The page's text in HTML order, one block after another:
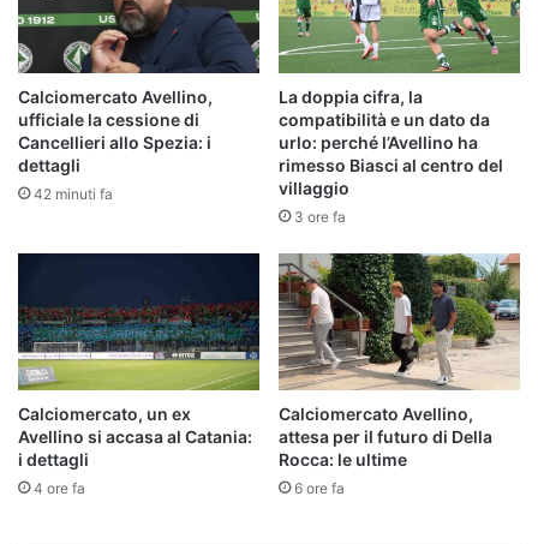
Calciomercato Avellino,
ufficiale la cessione di
Cancellieri allo Spezia: i
dettagli
42 minuti fa
La doppia cifra, la
compatibilità e un dato da
urlo: perché l’Avellino ha
rimesso Biasci al centro del
villaggio
3 ore fa
Calciomercato, un ex
Avellino si accasa al Catania:
i dettagli
4 ore fa
Calciomercato Avellino,
attesa per il futuro di Della
Rocca: le ultime
6 ore fa